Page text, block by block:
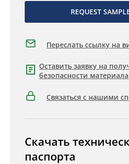
REQUEST
Переслать ссылку на
Оставить заявку на
безопасности материала
Связаться с нашими
Скачать
паспорта